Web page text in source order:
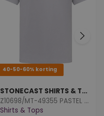
40-50-60% korting
STONECAST SHIRTS & TOPS
Z10698/MT-49355 PASTEL BLUE
Shirts & Tops